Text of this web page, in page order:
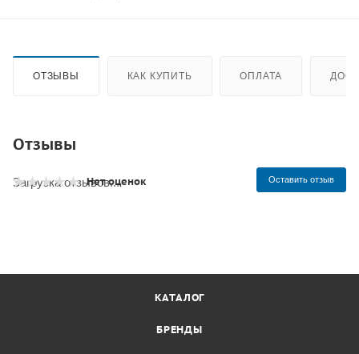
ОТЗЫВЫ КАК КУПИТЬ ОПЛАТА
Отзывы
Нет оценок Оставить отзыв
Загрузка отзывов...
КАТАЛОГ
БРЕНДЫ